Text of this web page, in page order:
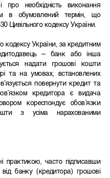
про необхідність виконання
в обумовлений термін, що
Цивільного кодексу України.
кодексу України, за кредитним
– банк або інша
надати грошові кошти
та на умовах, встановлених
повернути кредит та
кредитора є видача
кореспондує обов’язки
з усіма нарахованими
практикою, часто підписавши
банку (кредитора) грошові